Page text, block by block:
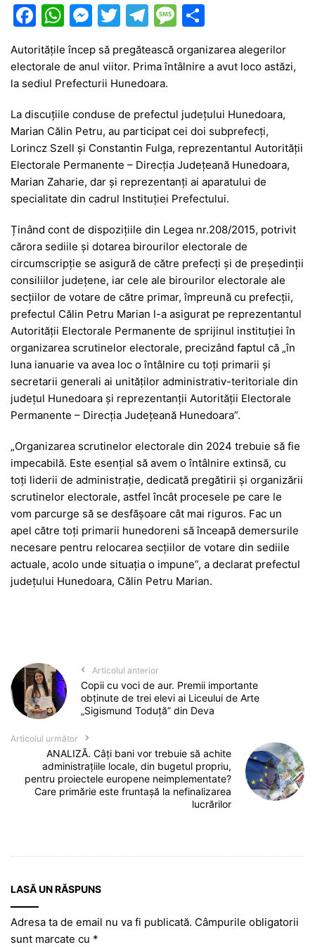
F
a
c
e
b
o
o
k
W
h
at
s
A
p
p
M
s
s
e
n
g
er
T
itt
er
T
e
gr
a
m
M
s
a
g
e
ar
ta
a
z
ă
Autoritățile încep să pregătească organizarea alegerilor
electorale de anul viitor. Prima întâlnire a avut loco astăzi,
la sediul Prefecturii Hunedoara.
La discuțiile conduse de prefectul județului Hunedoara,
Marian Călin Petru, au participat cei doi subprefecți,
Lorincz Szell și Constantin Fulga, reprezentantul Autorității
Electorale Permanente – Direcția Județeană Hunedoara,
Marian Zaharie, dar și reprezentanți ai aparatului de
specialitate din cadrul Instituției Prefectului.
Ținând cont de dispozițiile din Legea nr.208/2015, potrivit
cărora sediile și dotarea birourilor electorale de
circumscripție se asigură de către prefecți și de președinții
consiliilor județene, iar cele ale birourilor electorale ale
secțiilor de votare de către primar, împreună cu prefecții,
prefectul Călin Petru Marian l-a asigurat pe reprezentantul
Autorității Electorale Permanente de sprijinul instituției în
organizarea scrutinelor electorale, precizând faptul că „în
luna ianuarie va avea loc o întâlnire cu toți primarii și
secretarii generali ai unităților administrativ-teritoriale din
județul Hunedoara și reprezentanții Autorității Electorale
Permanente – Direcția Județeană Hunedoara”.
„Organizarea scrutinelor electorale din 2024 trebuie să fie
impecabilă. Este esențial să avem o întâlnire extinsă, cu
toți liderii de administrație, dedicată pregătirii și organizării
scrutinelor electorale, astfel încât procesele pe care le
vom parcurge să se desfășoare cât mai riguros. Fac un
apel către toți primarii hunedoreni să înceapă demersurile
necesare pentru relocarea secțiilor de votare din sediile
actuale, acolo unde situația o impune”, a declarat prefectul
județului Hunedoara, Călin Petru Marian.
Articolul anterior
Copii cu voci de aur. Premii importante
obținute de trei elevi ai Liceului de Arte
„Sigismund Toduță” din Deva
Articolul următor
ANALIZĂ. Câți bani vor trebuie să achite
administrațiile locale, din bugetul propriu,
pentru proiectele europene neimplementate?
Care primărie este fruntașă la nefinalizarea
lucrărilor
LASĂ UN RĂSPUNS
Adresa ta de email nu va fi publicată. Câmpurile obligatorii
sunt marcate cu *